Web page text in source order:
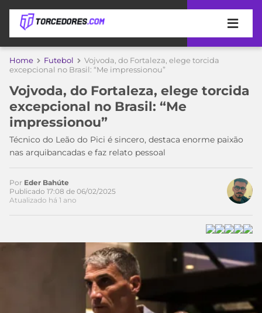
APOSTAS
DE
APOSTA
MELHORES
SITES
DE
APOSTAS
2026
BETBOOM
CÓDIGO
INDICAÇÃO
COPA
DO
MUNDO
TIMES
MEU
TIME
PALMEIRAS
CORINTHIANS
CAMPEONATOS
LIBERTADORES
MERCADO
Home Futebol
Vojvoda, do Fortaleza, elege torcida
excepcional no Brasil: “Me impressionou”
Vojvoda, do Fortaleza, elege torcida
excepcional no Brasil: “Me
impressionou”
Técnico do Leão do Pici é sincero, destaca enorme paixão
nas arquibancadas e faz relato pessoal
Acesse o perfil do autor
Por Eder Bahúte
Publicado 17:08 de 06/02/2025
Atualizado há 1 ano